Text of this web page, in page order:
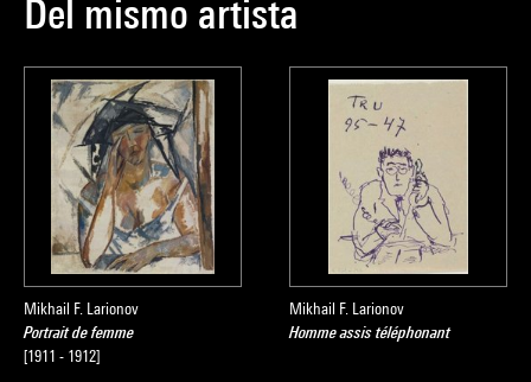
Del mismo artista
Mikhail F. Larionov
Portrait de femme
[1911 - 1912]
Mikhail F. Larionov
Homme assis téléphonant